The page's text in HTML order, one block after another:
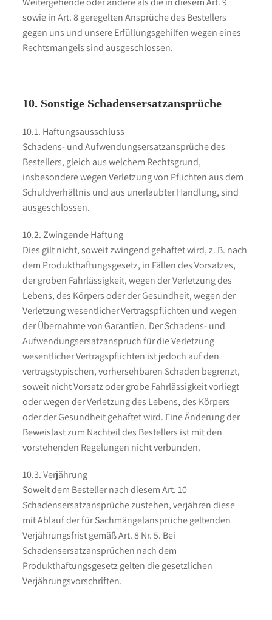
sowie in Art. 8 geregelten Ansprüche des Bestellers
gegen uns und unsere Erfüllungsgehilfen wegen eines
Rechtsmangels sind ausgeschlossen.
10. Sonstige Schadensersatzansprüche
10.1. Haftungsausschluss
Schadens- und Aufwendungsersatzansprüche des
Bestellers, gleich aus welchem Rechtsgrund,
insbesondere wegen Verletzung von Pflichten aus dem
Schuldverhältnis und aus unerlaubter Handlung, sind
ausgeschlossen.
10.2. Zwingende Haftung
Dies gilt nicht, soweit zwingend gehaftet wird, z. B. nach
dem Produkthaftungsgesetz, in Fällen des Vorsatzes,
der groben Fahrlässigkeit, wegen der Verletzung des
Lebens, des Körpers oder der Gesundheit, wegen der
Verletzung wesentlicher Vertragspflichten und wegen
der Übernahme von Garantien. Der Schadens- und
Aufwendungsersatzanspruch für die Verletzung
wesentlicher Vertragspflichten ist jedoch auf den
vertragstypischen, vorhersehbaren Schaden begrenzt,
soweit nicht Vorsatz oder grobe Fahrlässigkeit vorliegt
oder wegen der Verletzung des Lebens, des Körpers
oder der Gesundheit gehaftet wird. Eine Änderung der
Beweislast zum Nachteil des Bestellers ist mit den
vorstehenden Regelungen nicht verbunden.
10.3. Verjährung
Soweit dem Besteller nach diesem Art. 10
Schadensersatzansprüche zustehen, verjähren diese
mit Ablauf der für Sachmängelansprüche geltenden
Verjährungsfrist gemäß Art. 8 Nr. 5. Bei
Schadensersatzansprüchen nach dem
Produkthaftungsgesetz gelten die gesetzlichen
Verjährungsvorschriften.